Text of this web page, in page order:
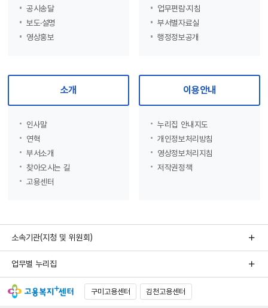
공시송달
보도·설명
영상홍보
업무편람·지침
부서별자료실
행정정보공개
소개
인사말
연혁
부서소개
찾아오시는 길
고용센터
이용안내
누리집 안내지도
개인정보처리방침
영상정보처리지침
저작권정책
소속기관(지청 및 위원회)
업무별 누리집
구미고용센터 김천고용센터